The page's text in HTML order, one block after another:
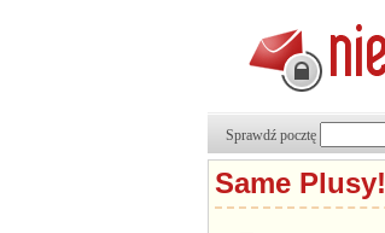
Sprawdź pocztę
Same Plusy!